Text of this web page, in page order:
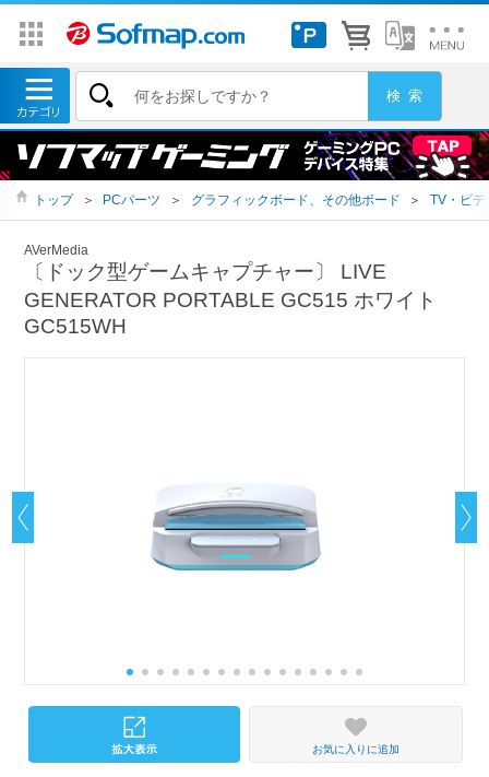
トップ ＞ PCパーツ ＞ グラフィックボード、その他ボード ＞ TV・ビ
AVerMedia
〔ドック型ゲームキャプチャー〕 LIVE
GENERATOR PORTABLE GC515 ホワイト
GC515WH
お気に入りに追加